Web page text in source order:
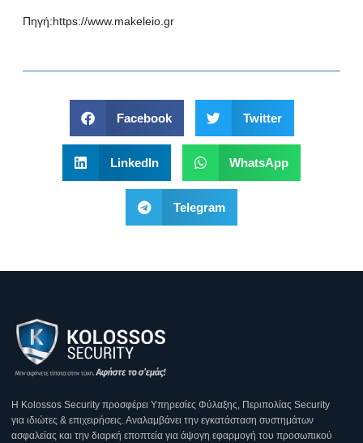
Πηγή:https://www.makeleio.gr
Facebook Twitter
LinkedIn WhatsApp
Telegram
Η Κοlossos Security προσφέρει Υπηρεσίες Φύλαξης, Περιπολίας Security
για ιδιώτες & επιχειρήσεις. Αναλαμβάνει την εγκατάσταση συστημάτων
ασφαλείας και την διαρκή εποπτεία για άψογη εφαρμογή του προσωπικού